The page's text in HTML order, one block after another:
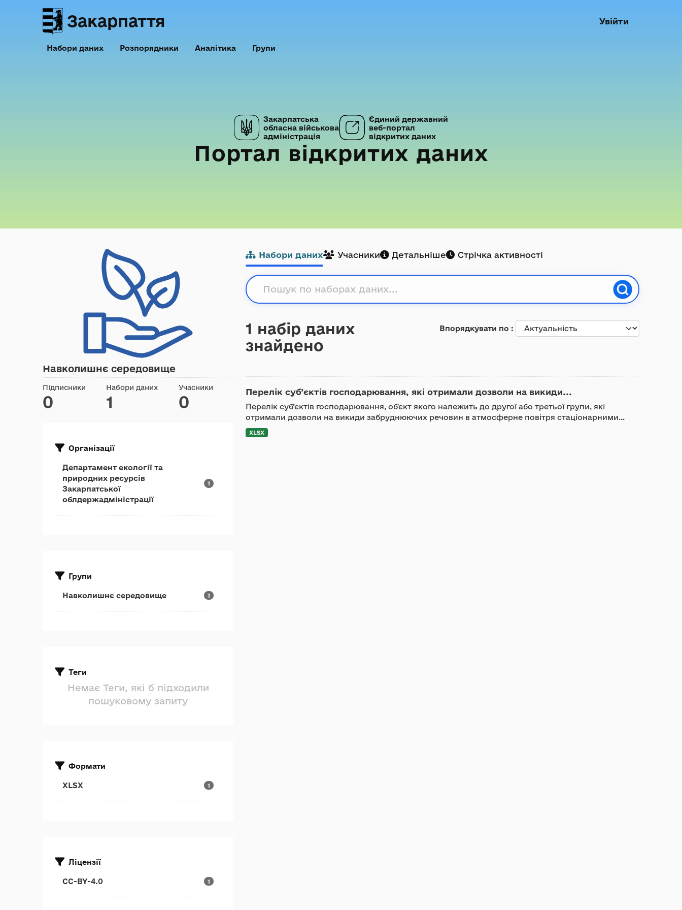
Закарпаття Увійти
Набори даних Розпорядники Аналітика Групи
Закарпатська
обласна військова
адміністрація
Єдиний державний
веб-портал
відкритих даних
Портал відкритих даних
Навколишнє середовище
Підписники
0
Набори даних
1
Учасники
0
Організації
Департамент екології та
природних ресурсів
Закарпатської
облдержадміністрації
1
Групи
Навколишнє середовище 1
Теги
Немає Теги, які б підходили
пошуковому запиту
Формати
XLSX 1
Ліцензії
CC-BY-4.0 1
Набори даних Учасники Детальніше Стрічка активності
Впорядкувати по
1 набір даних
знайдено
Перелік суб’єктів господарювання, які отримали дозволи на викиди...
Перелік суб’єктів господарювання, об'єкт якого належить до другої або третьої групи, які
отримали дозволи на викиди забруднюючих речовин в атмосферне повітря стаціонарними...
XLSX